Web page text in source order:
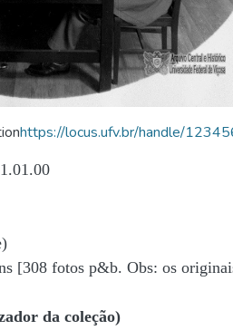
https://locus.ufv.br/handle/
[308 fotos p&b. Obs: os
da coleção)